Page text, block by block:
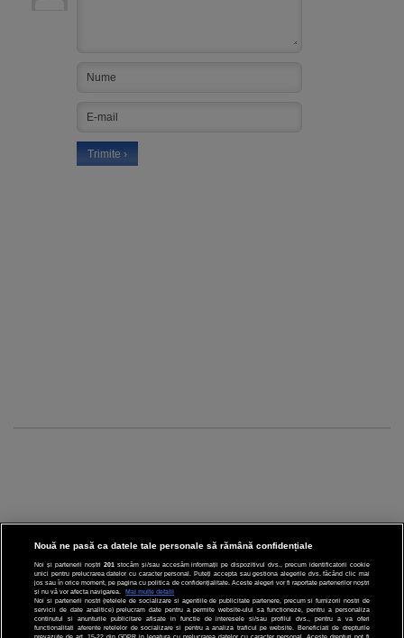
CINEMA
DIVERTISMENT
Nouă ne pasă ca datele tale personale să rămână confidențiale
Noi și partenerii noștri 201 stocăm și/sau accesăm informații pe dispozitivul dvs., precum identificatorii cookie
unici pentru prelucrarea datelor cu caracter personal. Puteți accepta sau gestiona alegerile dvs. făcând clic mai
jos sau în orice moment, pe pagina cu politica de confidențialitate. Aceste alegeri vor fi raportate partenerilor noștri
și nu vă vor afecta navigarea.
Mai multe detalii
Noi si partenerii nostri (retelele de socializare si agentiile de publicitate partenere, precum si furnizorii nostri de
servicii de date analitice) prelucram date pentru a permite website-ului sa functioneze, pentru a personaliza
continutul si anunturile publicitare afisate in functie de interesele si/sau profilul dvs., pentru a va oferi
functionalitati aferente retelelor de socializare si pentru a analiza traficul pe website. Beneficiati de drepturile
prevazute de art. 15-22 din GDPR in legatura cu prelucrarea datelor cu caracter personal. Aceste drepturi pot fi